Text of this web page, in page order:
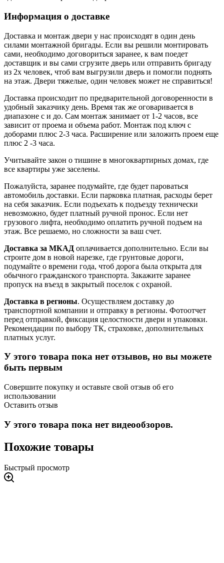
Информация о доставке
Доставка и монтаж двери у нас происходят в один день
силами монтажной бригады. Если вы решили монтировать
сами, необходимо договориться заранее, к вам поедет
доставщик и вы сами сгрузите дверь или отправить бригаду
из 2х человек, чтоб вам выгрузили дверь и помогли поднять
на этаж. Двери тяжелые, один человек может не справиться!
Доставка происходит по предварительной договоренности в
удобный заказчику день. Время так же оговаривается в
диапазоне с и до. Сам монтаж занимает от 1-2 часов, все
зависит от проема и объема работ. Монтаж под ключ с
доборами плюс 2-3 часа. Расширение или заложить проем еще
плюс 2 -3 часа.
Учитывайте закон о тишине в многоквартирных домах, где
все квартиры уже заселены.
Пожалуйста, заранее подумайте, где будет пароваться
автомобиль доставки. Если парковка платная, расходы берет
на себя заказчик. Если подъехать к подъезду технически
невозможно, будет платный ручной пронос. Если нет
грузового лифта, необходимо оплатить ручной подъем на
этаж. Все решаемо, но сложности за ваш счет.
Доставка за МКАД оплачивается дополнительно. Если вы
строите дом в новой нарезке, где грунтовые дороги,
подумайте о времени года, чтоб дорога была открыта для
обычного гражданского транспорта. Закажите заранее
пропуск на въезд в закрытый поселок с охраной.
Доставка в регионы. Осуществляем доставку до
транспортной компании и отправку в регионы. Фотоотчет
перед отправкой, фиксация целостности двери и упаковки.
Рекомендации по выбору ТК, страховке, дополнительных
платных услуг.
У этого товара пока нет отзывов, но вы можете
быть первым
Совершите покупку и оставьте свой отзыв об его
использовании
Оставить отзыв
У этого товара пока нет видеообзоров.
Похожие товары
Быстрый просмотр